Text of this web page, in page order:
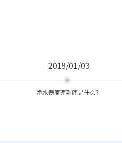
2018/01/03
净水器原理到底是什么？